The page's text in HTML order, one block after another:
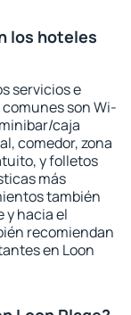
los hoteles
servicios e
son Wi-
caja
comedor, zona
y folletos
más
también
y hacia el
recomiendan
en Loon